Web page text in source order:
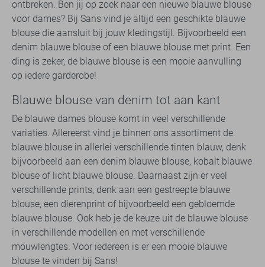
ontbreken. Ben jij op zoek naar een nieuwe blauwe blouse
voor dames? Bij Sans vind je altijd een geschikte blauwe
blouse die aansluit bij jouw kledingstijl. Bijvoorbeeld een
denim blauwe blouse of een blauwe blouse met print. Een
ding is zeker, de blauwe blouse is een mooie aanvulling
op iedere garderobe!
Blauwe blouse van denim tot aan kant
De blauwe dames blouse komt in veel verschillende
variaties. Allereerst vind je binnen ons assortiment de
blauwe blouse in allerlei verschillende tinten blauw, denk
bijvoorbeeld aan een denim blauwe blouse, kobalt blauwe
blouse of licht blauwe blouse. Daarnaast zijn er veel
verschillende prints, denk aan een gestreepte blauwe
blouse, een dierenprint of bijvoorbeeld een gebloemde
blauwe blouse. Ook heb je de keuze uit de blauwe blouse
in verschillende modellen en met verschillende
mouwlengtes. Voor iedereen is er een mooie blauwe
blouse te vinden bij Sans!